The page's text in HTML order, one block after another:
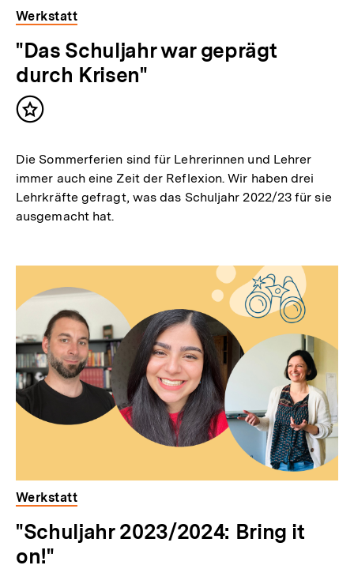
Werkstatt
"Das Schuljahr war geprägt
durch Krisen"
Inhalt
Die Sommerferien sind für Lehrerinnen und Lehrer
immer auch eine Zeit der Reflexion. Wir haben drei
Lehrkräfte gefragt, was das Schuljahr 2022/23 für sie
ausgemacht hat.
Werkstatt
"Schuljahr 2023/2024: Bring it
on!"